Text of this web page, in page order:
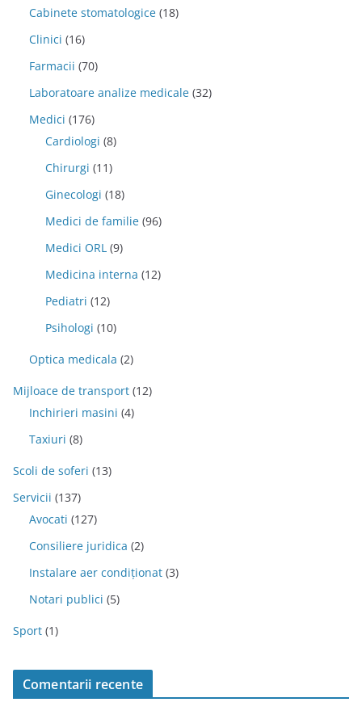
Cabinete stomatologice (18)
Clinici (16)
Farmacii (70)
Laboratoare analize medicale (32)
Medici (176)
Cardiologi (8)
Chirurgi (11)
Ginecologi (18)
Medici de familie (96)
Medici ORL (9)
Medicina interna (12)
Pediatri (12)
Psihologi (10)
Optica medicala (2)
Mijloace de transport (12)
Inchirieri masini (4)
Taxiuri (8)
Scoli de soferi (13)
Servicii (137)
Avocati (127)
Consiliere juridica (2)
Instalare aer condiționat (3)
Notari publici (5)
Sport (1)
Comentarii recente